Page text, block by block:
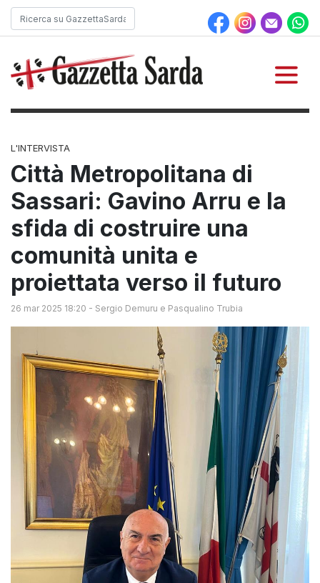
L'INTERVISTA
Città Metropolitana di
Sassari: Gavino Arru e la
sfida di costruire una
comunità unita e
proiettata verso il futuro
26 mar 2025 18:20 - Sergio Demuru e Pasqualino Trubia